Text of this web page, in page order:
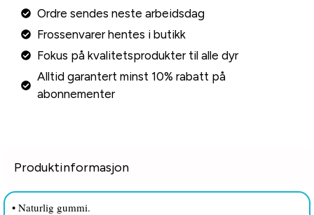
Ordre sendes neste arbeidsdag
Frossenvarer hentes i butikk
Fokus på kvalitetsprodukter til alle dyr
Alltid garantert minst 10% rabatt på
abonnementer
Produktinformasjon
• Naturlig gummi.